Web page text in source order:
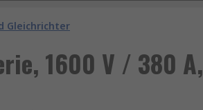
Gleichrichter
1600 V / 380 A,